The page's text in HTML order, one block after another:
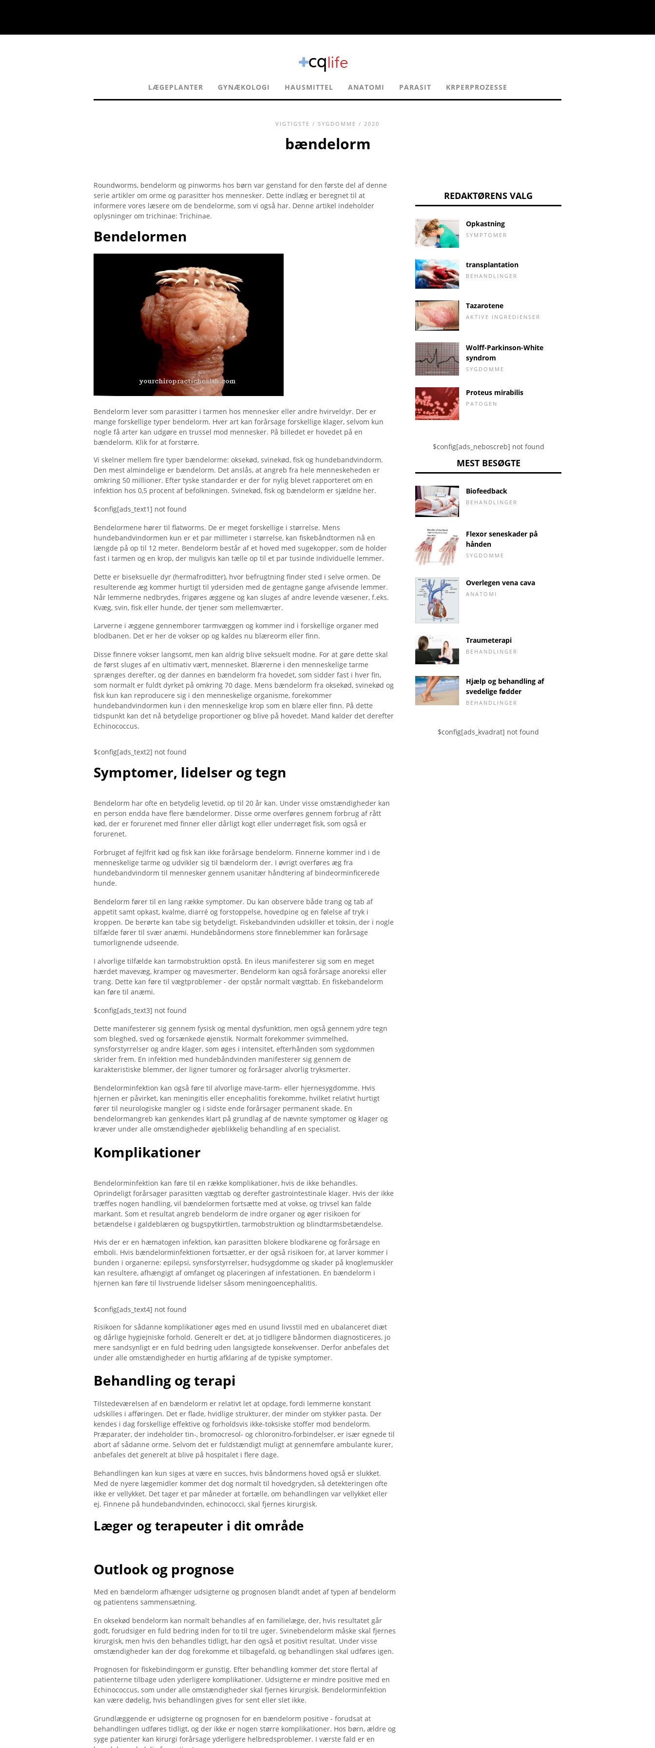
LÆGEPLANTER GYNÆKOLOGI HAUSMITTEL ANATOMI PARASIT KRPERPROZESSE
VIGTIGSTE / SYGDOMME / 2020
bændelorm
Roundworms, bendelorm og pinworms hos børn var genstand for den første del af denne
serie artikler om orme og parasitter hos mennesker. Dette indlæg er beregnet til at
informere vores læsere om de bendelorme, som vi også har. Denne artikel indeholder
oplysninger om trichinae: Trichinae.
Bendelormen
Bendelorm lever som parasitter i tarmen hos mennesker eller andre hvirveldyr. Der er
mange forskellige typer bendelorm. Hver art kan forårsage forskellige klager, selvom kun
nogle få arter kan udgøre en trussel mod mennesker. På billedet er hovedet på en
bændelorm. Klik for at forstørre.
Vi skelner mellem fire typer bændelorme: oksekød, svinekød, fisk og hundebandvindorm.
Den mest almindelige er bændelorm. Det anslås, at angreb fra hele menneskeheden er
omkring 50 millioner. Efter tyske standarder er der for nylig blevet rapporteret om en
infektion hos 0,5 procent af befolkningen. Svinekød, fisk og bændelorm er sjældne her.
$config[ads_text1] not found
Bendelormene hører til flatworms. De er meget forskellige i størrelse. Mens
hundebandvindormen kun er et par millimeter i størrelse, kan fiskebåndtormen nå en
længde på op til 12 meter. Bendelorm består af et hoved med sugekopper, som de holder
fast i tarmen og en krop, der muligvis kan tælle op til et par tusinde individuelle lemmer.
Dette er biseksuelle dyr (hermafroditter), hvor befrugtning finder sted i selve ormen. De
resulterende æg kommer hurtigt til ydersiden med de gentagne gange afvisende lemmer.
Når lemmerne nedbrydes, frigøres æggene og kan sluges af andre levende væsener, f.eks.
Kvæg, svin, fisk eller hunde, der tjener som mellemværter.
Larverne i æggene gennemborer tarmvæggen og kommer ind i forskellige organer med
blodbanen. Det er her de vokser op og kaldes nu blæreorm eller finn.
Disse finnere vokser langsomt, men kan aldrig blive seksuelt modne. For at gøre dette skal
de først sluges af en ultimativ vært, mennesket. Blærerne i den menneskelige tarme
sprænges derefter, og der dannes en bændelorm fra hovedet, som sidder fast i hver fin,
som normalt er fuldt dyrket på omkring 70 dage. Mens bændelorm fra oksekød, svinekød og
fisk kun kan reproducere sig i den menneskelige organisme, forekommer
hundebandvindormen kun i den menneskelige krop som en blære eller finn. På dette
tidspunkt kan det nå betydelige proportioner og blive på hovedet. Mand kalder det derefter
Echinococcus.
$config[ads_text2] not found
Symptomer, lidelser og tegn
Bendelorm har ofte en betydelig levetid, op til 20 år kan. Under visse omstændigheder kan
en person endda have flere bændelormer. Disse orme overføres gennem forbrug af rått
kød, der er forurenet med finner eller dårligt kogt eller underrøget fisk, som også er
forurenet.
Forbruget af fejlfrit kød og fisk kan ikke forårsage bendelorm. Finnerne kommer ind i de
menneskelige tarme og udvikler sig til bændelorm der. I øvrigt overføres æg fra
hundebandvindorm til mennesker gennem usanitær håndtering af bindeorminficerede
hunde.
Bendelorm fører til en lang række symptomer. Du kan observere både trang og tab af
appetit samt opkast, kvalme, diarré og forstoppelse, hovedpine og en følelse af tryk i
kroppen. De berørte kan tabe sig betydeligt. Fiskebandvinden udskiller et toksin, der i nogle
tilfælde fører til svær anæmi. Hundebåndormens store finneblemmer kan forårsage
tumorlignende udseende.
I alvorlige tilfælde kan tarmobstruktion opstå. En ileus manifesterer sig som en meget
hærdet mavevæg, kramper og mavesmerter. Bendelorm kan også forårsage anoreksi eller
trang. Dette kan føre til vægtproblemer - der opstår normalt vægttab. En fiskebandelorm
kan føre til anæmi.
$config[ads_text3] not found
Dette manifesterer sig gennem fysisk og mental dysfunktion, men også gennem ydre tegn
som bleghed, sved og forsænkede øjenstik. Normalt forekommer svimmelhed,
synsforstyrrelser og andre klager, som øges i intensitet, efterhånden som sygdommen
skrider frem. En infektion med hundebåndvinden manifesterer sig gennem de
karakteristiske blemmer, der ligner tumorer og forårsager alvorlig tryksmerter.
Bendelorminfektion kan også føre til alvorlige mave-tarm- eller hjernesygdomme. Hvis
hjernen er påvirket, kan meningitis eller encephalitis forekomme, hvilket relativt hurtigt
fører til neurologiske mangler og i sidste ende forårsager permanent skade. En
bendelormangreb kan genkendes klart på grundlag af de nævnte symptomer og klager og
kræver under alle omstændigheder øjeblikkelig behandling af en specialist.
Komplikationer
Bendelorminfektion kan føre til en række komplikationer, hvis de ikke behandles.
Oprindeligt forårsager parasitten vægttab og derefter gastrointestinale klager. Hvis der ikke
træffes nogen handling, vil bændelormen fortsætte med at vokse, og trivsel kan falde
markant. Som et resultat angreb bendelorm de indre organer og øger risikoen for
betændelse i galdeblæren og bugspytkirtlen, tarmobstruktion og blindtarmsbetændelse.
Hvis der er en hæmatogen infektion, kan parasitten blokere blodkarene og forårsage en
emboli. Hvis bændelorminfektionen fortsætter, er der også risikoen for, at larver kommer i
bunden i organerne: epilepsi, synsforstyrrelser, hudsygdomme og skader på knoglemuskler
kan resultere, afhængigt af omfanget og placeringen af ​​infestationen. En bændelorm i
hjernen kan føre til livstruende lidelser såsom meningoencephalitis.
$config[ads_text4] not found
Risikoen for sådanne komplikationer øges med en usund livsstil med en ubalanceret diæt
og dårlige hygiejniske forhold. Generelt er det, at jo tidligere båndormen diagnosticeres, jo
mere sandsynligt er en fuld bedring uden langsigtede konsekvenser. Derfor anbefales det
under alle omstændigheder en hurtig afklaring af de typiske symptomer.
Behandling og terapi
Tilstedeværelsen af ​​en bændelorm er relativt let at opdage, fordi lemmerne konstant
udskilles i afføringen. Det er flade, hvidlige strukturer, der minder om stykker pasta. Der
kendes i dag forskellige effektive og forholdsvis ikke-toksiske stoffer mod bendelorm.
Præparater, der indeholder tin-, bromocresol- og chloronitro-forbindelser, er især egnede til
abort af sådanne orme. Selvom det er fuldstændigt muligt at gennemføre ambulante kurer,
anbefales det generelt at blive på hospitalet i flere dage.
Behandlingen kan kun siges at være en succes, hvis båndormens hoved også er slukket.
Med de nyere lægemidler kommer det dog normalt til hovedgryden, så detekteringen ofte
ikke er vellykket. Det tager et par måneder at fortælle, om behandlingen var vellykket eller
ej. Finnene på hundebandvinden, echinococci, skal fjernes kirurgisk.
Læger og terapeuter i dit område
Outlook og prognose
Med en bændelorm afhænger udsigterne og prognosen blandt andet af typen af ​​bendelorm
og patientens sammensætning.
En oksekød bendelorm kan normalt behandles af en familielæge, der, hvis resultatet går
godt, forudsiger en fuld bedring inden for to til tre uger. Svinebendelorm måske skal fjernes
kirurgisk, men hvis den behandles tidligt, har den også et positivt resultat. Under visse
omstændigheder kan der dog forekomme et tilbagefald, og behandlingen skal udføres igen.
Prognosen for fiskebindingorm er gunstig. Efter behandling kommer det store flertal af
patienterne tilbage uden yderligere komplikationer. Udsigterne er mindre positive med en
Echinococcus, som under alle omstændigheder skal fjernes kirurgisk. Bendelorminfektion
kan være dødelig, hvis behandlingen gives for sent eller slet ikke.
Grundlæggende er udsigterne og prognosen for en bændelorm positive - forudsat at
behandlingen udføres tidligt, og der ikke er nogen større komplikationer. Hos børn, ældre og
syge patienter kan kirurgi forårsage yderligere helbredsproblemer. I værste fald er en
REDAKTØRENS VALG
Opkastning
SYMPTOMER
transplantation
BEHANDLINGER
Tazarotene
AKTIVE INGREDIENSER
Wolff-Parkinson-White
syndrom
SYGDOMME
Proteus mirabilis
PATOGEN
$config[ads_neboscreb] not found
MEST BESØGTE
Biofeedback
BEHANDLINGER
Flexor seneskader på
hånden
SYGDOMME
Overlegen vena cava
ANATOMI
Traumeterapi
BEHANDLINGER
Hjælp og behandling af
svedelige fødder
BEHANDLINGER
$config[ads_kvadrat] not found